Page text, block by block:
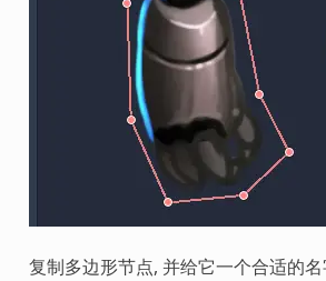
复制多边形节点, 并给它一个合适的